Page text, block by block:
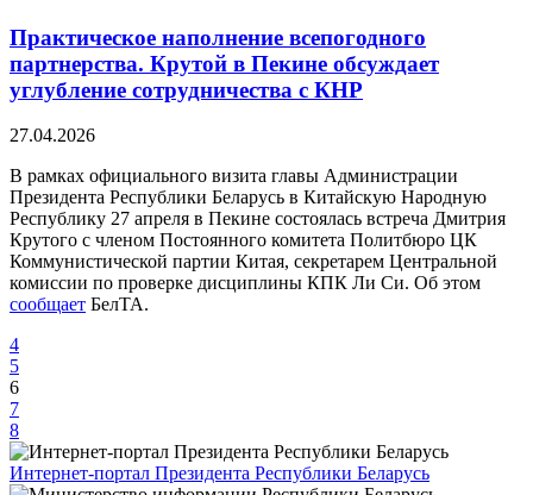
Практическое наполнение всепогодного
партнерства. Крутой в Пекине обсуждает
углубление сотрудничества с КНР
27.04.2026
В рамках официального визита главы Администрации
Президента Республики Беларусь в Китайскую Народную
Республику 27 апреля в Пекине состоялась встреча Дмитрия
Крутого с членом Постоянного комитета Политбюро ЦК
Коммунистической партии Китая, секретарем Центральной
комиссии по проверке дисциплины КПК Ли Си. Об этом
сообщает БелТА.
4
5
6
7
8
Интернет-портал Президента Республики Беларусь